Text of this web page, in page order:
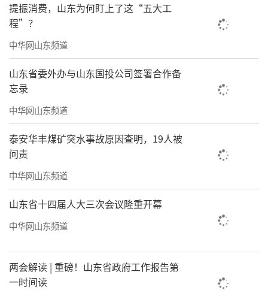
提振消费，山东为何盯上了这“五大工
程”？
中华网山东频道
山东省委外办与山东国投公司签署合作备
忘录
中华网山东频道
泰安华丰煤矿突水事故原因查明，19人被
问责
中华网山东频道
山东省十四届人大三次会议隆重开幕
中华网山东频道
两会解读 | 重磅！山东省政府工作报告第
一时间读